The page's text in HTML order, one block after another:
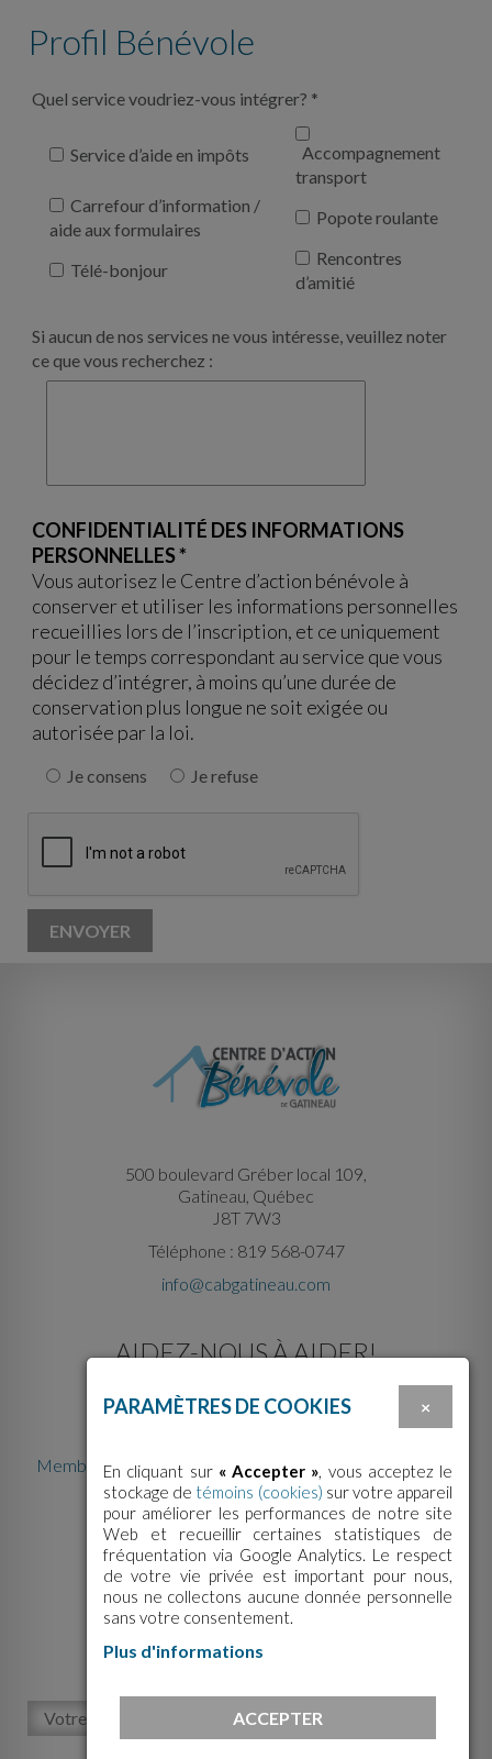
Profil Bénévole
Quel service voudriez-vous intégrer? *
Service d’aide en impôts
Accompagnement
transport
Carrefour d’information /
aide aux formulaires
Popote roulante
Télé-bonjour
Rencontres
d’amitié
Si aucun de nos services ne vous intéresse, veuillez noter
ce que vous recherchez :
CONFIDENTIALITÉ DES INFORMATIONS
PERSONNELLES*
Vous autorisez le Centre d’action bénévole à
conserver et utiliser les informations personnelles
recueillies lors de l’inscription, et ce uniquement
pour le temps correspondant au service que vous
décidez d’intégrer, à moins qu’une durée de
conservation plus longue ne soit exigée ou
autorisée par la loi.
Je consens Je refuse
500 boulevard Gréber local 109,
Gatineau, Québec
J8T 7W3
Téléphone : 819 568-0747
info@cabgatineau.com
AIDEZ-NOUS À AIDER!
Membre de la Fédération des centres d'action bénévole
du Québec
ABONNEZ-VOUS À NOTRE
×
PARAMÈTRES DE COOKIES
En cliquant sur « Accepter », vous acceptez le
stockage de témoins (cookies) sur votre appareil
pour améliorer les performances de notre site
Web et recueillir certaines statistiques de
fréquentation via Google Analytics. Le respect
de votre vie privée est important pour nous,
nous ne collectons aucune donnée personnelle
sans votre consentement.
Plus d'informations
ACCEPTER